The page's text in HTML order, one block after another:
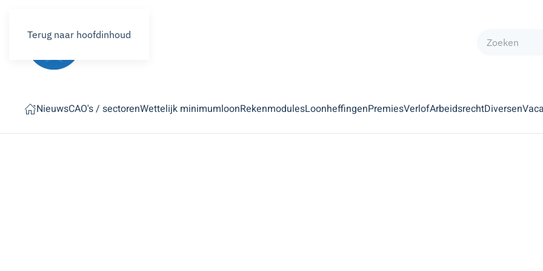
Terug naar hoofdinhoud
NieuwsCAO's / sectorenWettelijk minimumloonRekenmodulesLoonheffingenPremiesVerlofArbeidsrechtDiversen